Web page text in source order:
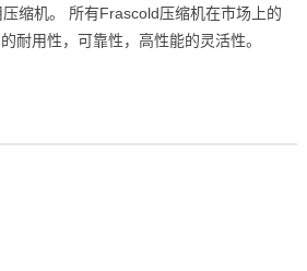
缩机。 所有Frascold压缩机在市场上的
耐用性，可靠性，高性能的灵活性。